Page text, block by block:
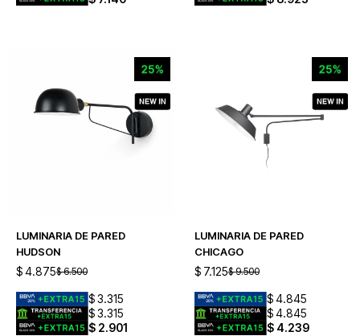
LUMINARIA DE PARED
HUDSON
$4.875$ 6.500
$3.315
$3.315
$ 2.901
LUMINARIA DE PARED
CHICAGO
$ 7.125$ 9.500
$ 4.845
$ 4.845
$ 4.239